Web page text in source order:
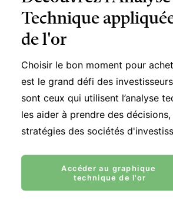
Technique
de l'or
Choisir le bon moment pour
est le grand défi des
sont ceux qui utilisent l’analyse
les aider à prendre des
stratégies des sociétés
Accéder au graphique
technique de l'or